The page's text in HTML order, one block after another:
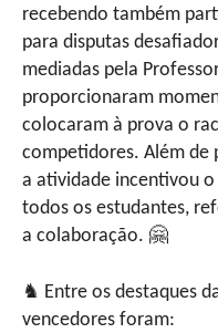
recebendo também
para disputas
mediadas pela
proporcionaram
colocaram à prova o
competidores. Além
a atividade incentivou
todos os estudantes,
a colaboração. 🤗
♞ Entre os destaques
vencedores foram: